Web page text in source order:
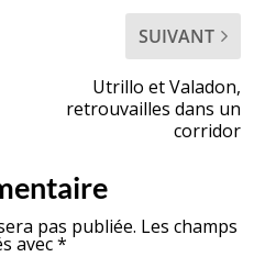
SUIVANT
Utrillo et Valadon,
retrouvailles dans un
corridor
pas publiée. Les champs
avec*